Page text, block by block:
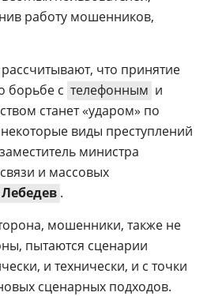
работу мошенников,
рассчитывают, что принятие
борьбе с телефонным и
станет «ударом» по
виды преступлений
министра
и массовых
.
мошенники, также не
пытаются сценарии
и технически, и с точки
сценарных подходов.